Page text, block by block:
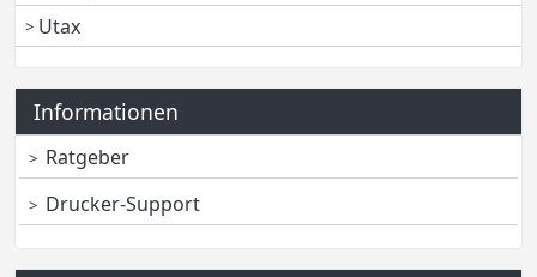
Utax
Informationen
Ratgeber
Drucker-Support